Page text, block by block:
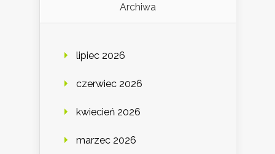
Archiwa
lipiec 2026
czerwiec 2026
kwiecień 2026
marzec 2026